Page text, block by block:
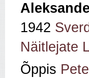
1942
Näitlejate
Õppis